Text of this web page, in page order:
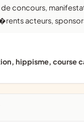
acteurs,
hippisme, course